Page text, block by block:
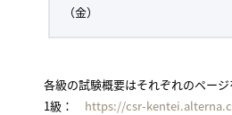
（金）
各級の試験概要はそれぞれのページ
1級： https://csr-